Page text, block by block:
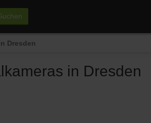
Dresden
in Dresden